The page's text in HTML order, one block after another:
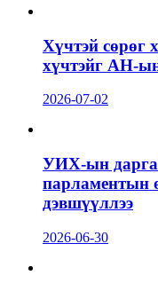
Хүчтэй сөрөг
хүчтэйг АН-
2026-07-02
УИХ-ын
парламентын
дэвшүүллээ
2026-06-30